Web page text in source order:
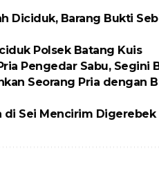
Diciduk, Barang Bukti
Polsek Batang Kuis
Pengedar Sabu, Segini
Seorang Pria dengan
di Sei Mencirim Digerebek